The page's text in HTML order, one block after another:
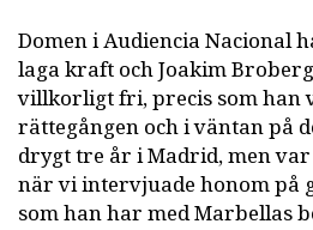
Domen i Audiencia Nacional
laga kraft och Joakim
villkorligt fri, precis som han
rättegången och i väntan på
drygt tre år i Madrid, men
när vi intervjuade honom på
som han har med Marbellas